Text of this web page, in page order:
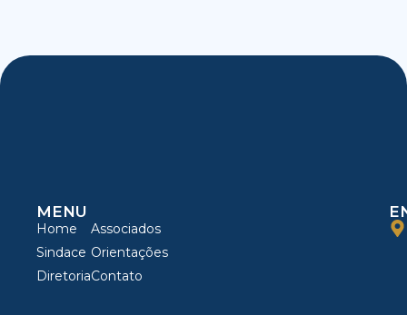
MENU
Home
Sindace
Diretoria
Associados
Orientações
Contato